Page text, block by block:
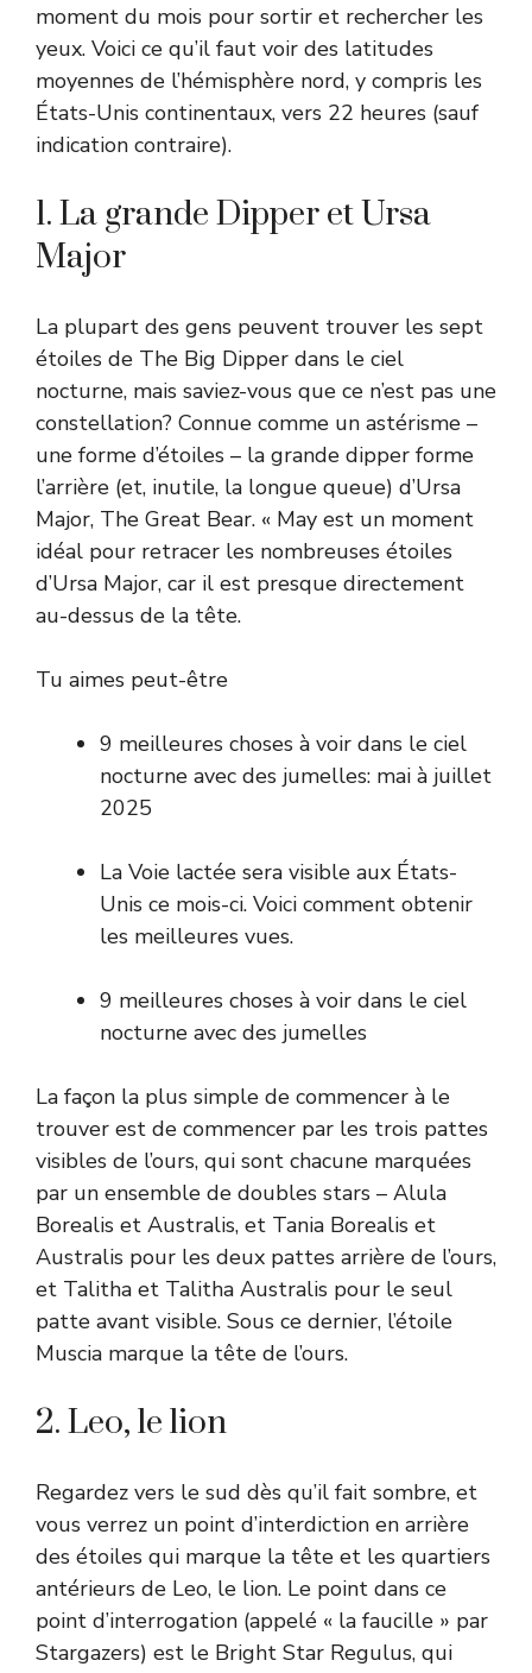
moment du mois pour sortir et rechercher les
yeux. Voici ce qu’il faut voir des latitudes
moyennes de l’hémisphère nord, y compris les
États-Unis continentaux, vers 22 heures (sauf
indication contraire).
1. La grande Dipper et Ursa
Major
La plupart des gens peuvent trouver les sept
étoiles de The Big Dipper dans le ciel
nocturne, mais saviez-vous que ce n’est pas une
constellation? Connue comme un astérisme –
une forme d’étoiles – la grande dipper forme
l’arrière (et, inutile, la longue queue) d’Ursa
Major, The Great Bear. « May est un moment
idéal pour retracer les nombreuses étoiles
d’Ursa Major, car il est presque directement
au-dessus de la tête.
Tu aimes peut-être
9 meilleures choses à voir dans le ciel
nocturne avec des jumelles: mai à juillet
2025
La Voie lactée sera visible aux États-
Unis ce mois-ci. Voici comment obtenir
les meilleures vues.
9 meilleures choses à voir dans le ciel
nocturne avec des jumelles
La façon la plus simple de commencer à le
trouver est de commencer par les trois pattes
visibles de l’ours, qui sont chacune marquées
par un ensemble de doubles stars – Alula
Borealis et Australis, et Tania Borealis et
Australis pour les deux pattes arrière de l’ours,
et Talitha et Talitha Australis pour le seul
patte avant visible. Sous ce dernier, l’étoile
Muscia marque la tête de l’ours.
2. Leo, le lion
Regardez vers le sud dès qu’il fait sombre, et
vous verrez un point d’interdiction en arrière
des étoiles qui marque la tête et les quartiers
antérieurs de Leo, le lion. Le point dans ce
point d’interrogation (appelé « la faucille » par
Stargazers) est le Bright Star Regulus, qui